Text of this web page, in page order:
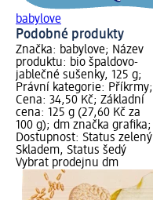
babylove
Podobné produkty
Značka: babylove; Název
produktu: bio špaldovo-
jablečné sušenky, 125 g;
Právní kategorie: Příkrmy;
Cena: 34,50 Kč; Základní
cena: 125 g (27,60 Kč za
100 g); dm značka grafika;
Dostupnost: Status zelený
Skladem, Status šedý
Vybrat prodejnu dm